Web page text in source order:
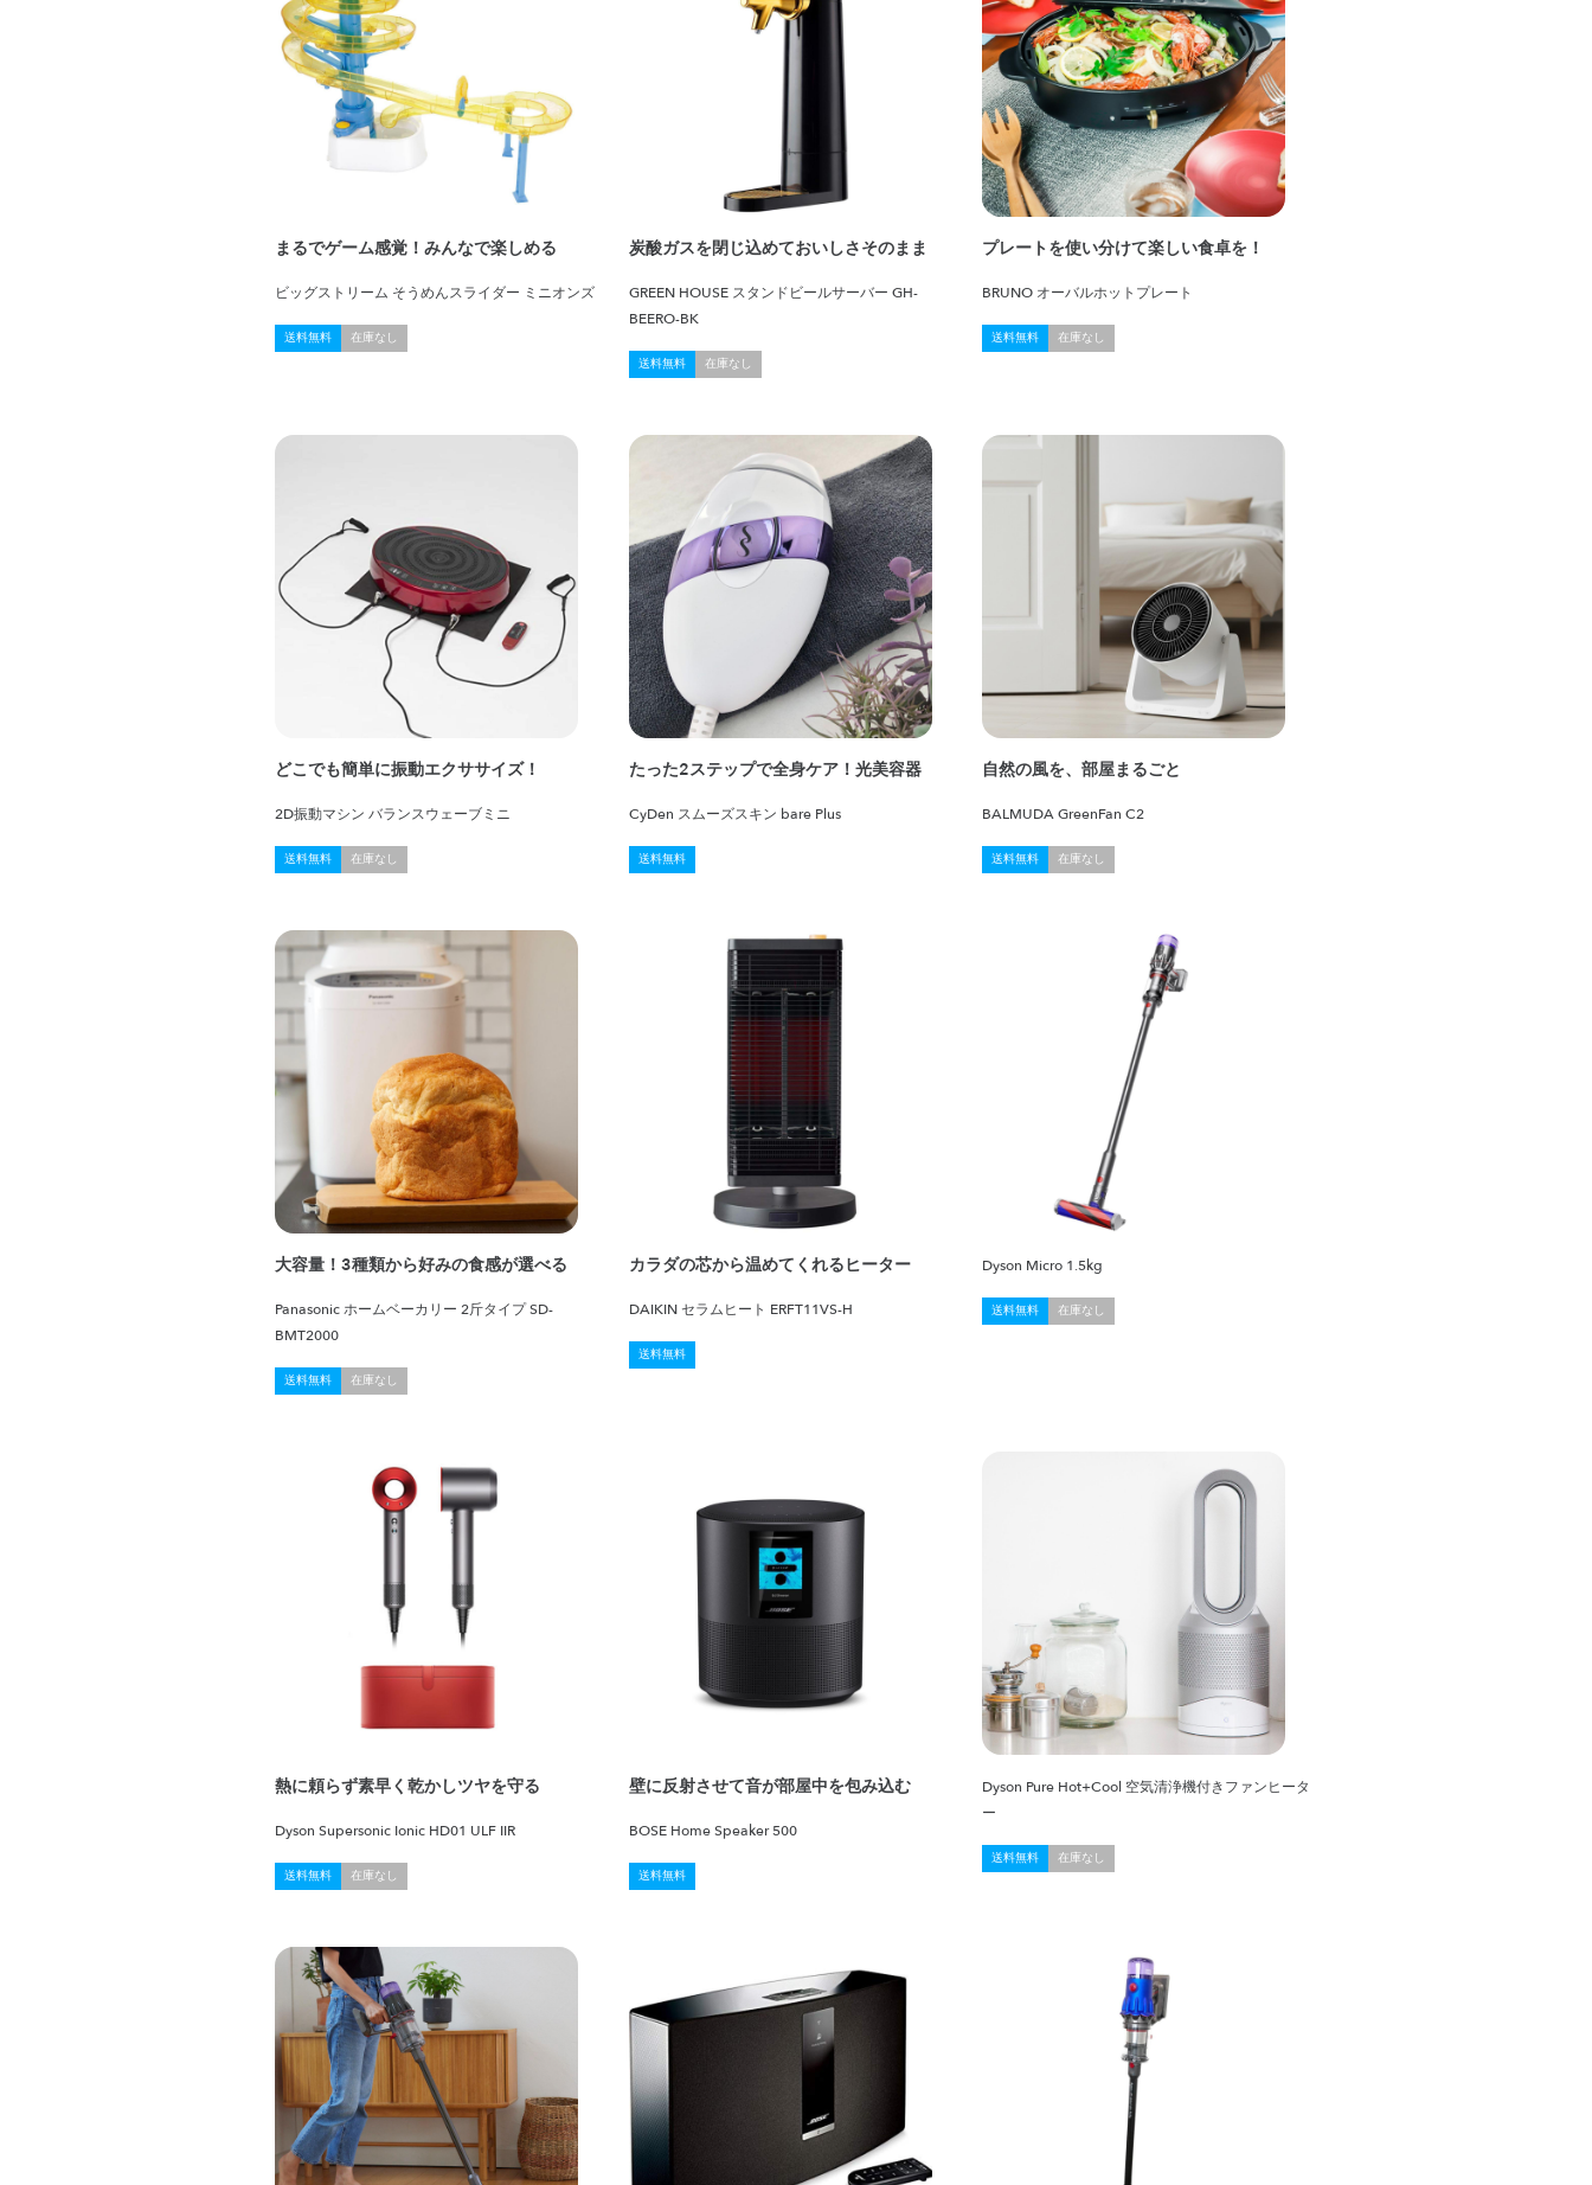
まるでゲーム感覚！みんなで楽しめる
ビッグストリーム そうめんスライダー ミニオンズ
送料無料 在庫なし
炭酸ガスを閉じ込めておいしさそのまま
GREEN HOUSE スタンドビールサーバー GH-
BEERO-BK
送料無料 在庫なし
プレートを使い分けて楽しい食卓を！
BRUNO オーバルホットプレート
送料無料 在庫なし
どこでも簡単に振動エクササイズ！
2D振動マシン バランスウェーブミニ
送料無料 在庫なし
たった2ステップで全身ケア！光美容器
CyDen スムーズスキン bare Plus
送料無料
自然の風を、部屋まるごと
BALMUDA GreenFan C2
送料無料 在庫なし
大容量！3種類から好みの食感が選べる
Panasonic ホームベーカリー 2斤タイプ SD-
BMT2000
送料無料 在庫なし
カラダの芯から温めてくれるヒーター
DAIKIN セラムヒート ERFT11VS-H
送料無料
Dyson Micro 1.5kg
送料無料 在庫なし
熱に頼らず素早く乾かしツヤを守る
Dyson Supersonic Ionic HD01 ULF IIR
送料無料 在庫なし
壁に反射させて音が部屋中を包み込む
BOSE Home Speaker 500
送料無料
Dyson Pure Hot+Cool 空気清浄機付きファンヒータ
ー
送料無料 在庫なし